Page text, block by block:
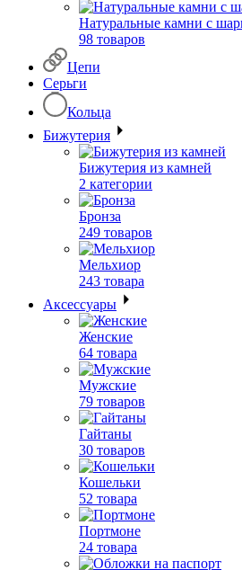
Натуральные камни с
98 товаров
Цепи
Серьги
Кольца
Бижутерия
Бижутерия из камней
2 категории
Бронза
249 товаров
Мельхиор
243 товара
Аксессуары
Женские
64 товара
Мужские
79 товаров
Гайтаны
30 товаров
Кошельки
52 товара
Портмоне
24 товара